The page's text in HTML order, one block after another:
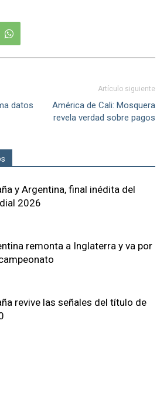
datos
Artículo siguiente
América de Cali: Mosquera
revela verdad sobre pagos
y Argentina, final inédita del
2026
remonta a Inglaterra y va por
revive las señales del título de